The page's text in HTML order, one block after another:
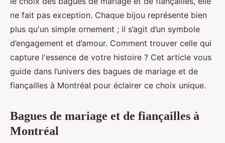
fiançailles à Montréal ?
Alexandre•5 novembre 2024•3 min de lecture
ne fait pas exception. Chaque bijou représente bien
plus qu'un simple ornement ; il s’agit d’un symbole
d’engagement et d’amour. Comment trouver celle qui
capture l'essence de votre histoire ? Cet article vous
guide dans l’univers des bagues de mariage et de
fiançailles à Montréal pour éclairer ce choix unique.
Bagues de mariage et de fiançailles à
Montréal